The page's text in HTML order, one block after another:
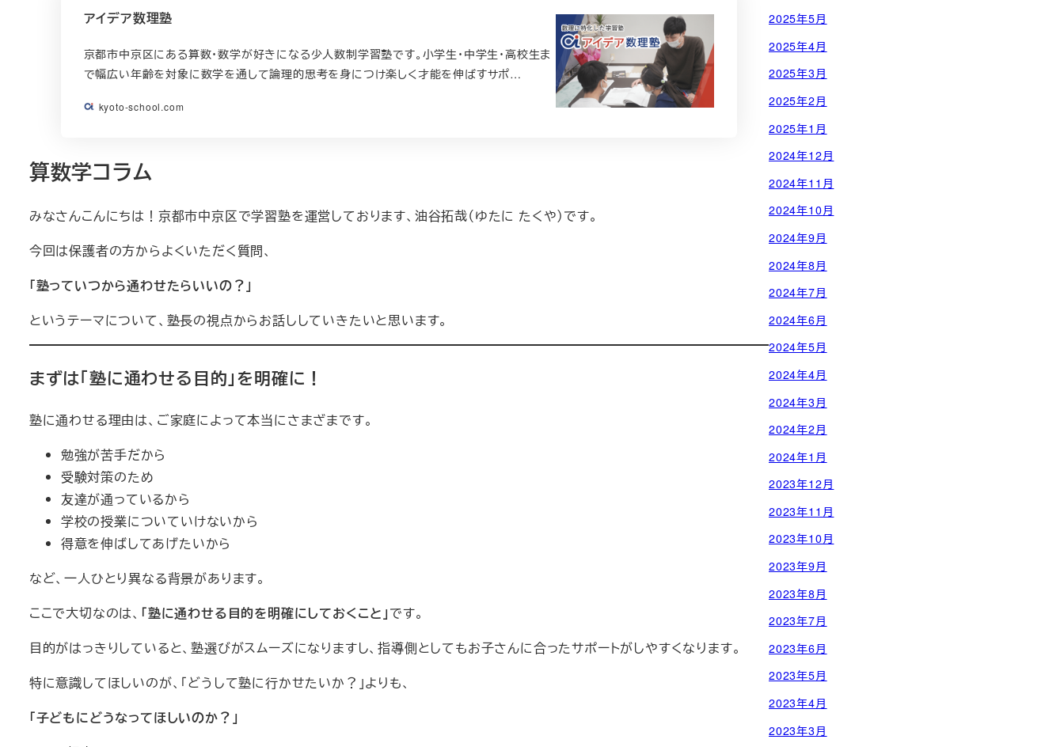
アイデア数理塾
京都市中京区にある算数・数学が好きになる少人数制学習塾です。小学生・中学生・高校生ま
で幅広い年齢を対象に数学を通して論理的思考を身につけ楽しく才能を伸ばすサポ…
kyoto-school.com
算数学コラム
みなさんこんにちは！京都市中京区で学習塾を運営しております、油谷拓哉（ゆたに たくや）です。
今回は保護者の方からよくいただく質問、
「塾っていつから通わせたらいいの？」
というテーマについて、塾長の視点からお話ししていきたいと思います。
まずは「塾に通わせる目的」を明確に！
塾に通わせる理由は、ご家庭によって本当にさまざまです。
勉強が苦手だから
受験対策のため
友達が通っているから
学校の授業についていけないから
得意を伸ばしてあげたいから
など、一人ひとり異なる背景があります。
ここで大切なのは、 「塾に通わせる目的を明確にしておくこと」です。
目的がはっきりしていると、塾選びがスムーズになりますし、指導側としてもお子さんに合ったサポートがしやすくなります。
特に意識してほしいのが、「どうして塾に行かせたいか？」よりも、
「子どもにどうなってほしいのか？」
2025年5月
2025年4月
2025年3月
2025年2月
2025年1月
2024年12月
2024年11月
2024年10月
2024年9月
2024年8月
2024年7月
2024年6月
2024年5月
2024年4月
2024年3月
2024年2月
2024年1月
2023年12月
2023年11月
2023年10月
2023年9月
2023年8月
2023年7月
2023年6月
2023年5月
2023年4月
2023年3月